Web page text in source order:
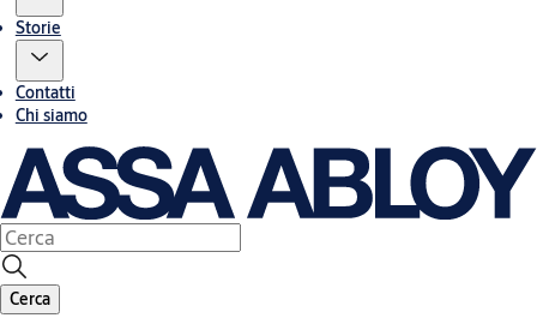
Storie
Contatti
Chi siamo
Cerca